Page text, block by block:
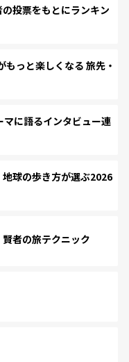
投票をもとにランキン
っと楽しくなる 旅先・
に語るインタビュー連
球の歩き方が選ぶ2026
者の旅テクニック